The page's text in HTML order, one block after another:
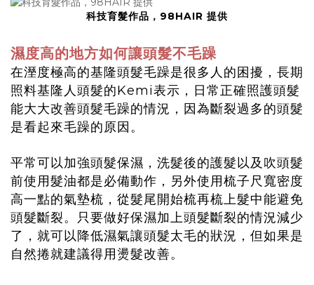
科技育髮作品，98HAIR 提供
濕度高的地方如何讓頭髮不毛躁
在溼度極高的基隆頭髮毛躁是很多人的困擾，長期
照料基隆人頭髮的Kemi表示，日常正確照護頭髮
能大大改善頭髮毛躁的情況，因為斷裂過多的頭髮
是看起來毛躁的原因。
平常可以加強頭髮保濕，洗髮後的護髮以及吹頭髮
前使用髮油都是必備動作，另外使用梳子尺寬密度
高一點的氣墊梳，從髮尾開始梳再梳上髮中能避免
頭髮斷裂。只要做好保濕加上頭髮斷裂的情況減少
了，就可以降低濕氣讓頭髮太毛的狀況，但如果是
自然捲就建議得用燙髮改善。